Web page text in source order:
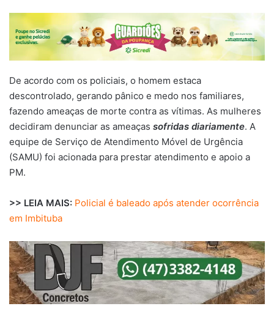
De acordo com os policiais, o homem estaca
descontrolado, gerando pânico e medo nos familiares,
fazendo ameaças de morte contra as vítimas. As mulheres
decidiram denunciar as ameaças sofridas diariamente. A
equipe de Serviço de Atendimento Móvel de Urgência
(SAMU) foi acionada para prestar atendimento e apoio a
PM.
>> LEIA MAIS: Policial é baleado após atender ocorrência
em Imbituba